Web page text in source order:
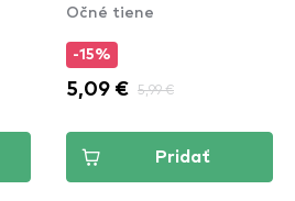
Očné tiene
-15%
5,09 € 5,99 €
Pridať